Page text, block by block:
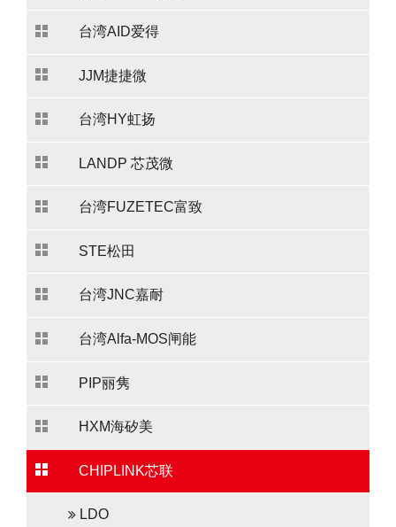
台湾AID爱得
JJM捷捷微
台湾HY虹扬
LANDP 芯茂微
台湾FUZETEC富致
STE松田
台湾JNC嘉耐
台湾Alfa-MOS闸能
PIP丽隽
HXM海矽美
CHIPLINK芯联
LDO